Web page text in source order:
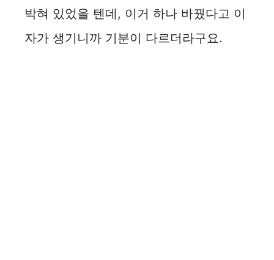
박혀 있었을 텐데, 이거 하나 바꿨다고 이
자가 생기니까 기분이 다르더라구요.